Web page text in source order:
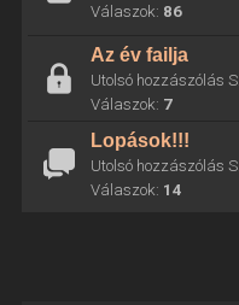
Válaszok: 86
Az év failja
Utolsó hozzászólás
Válaszok: 7
Lopások!!!
Utolsó hozzászólás
Válaszok: 14